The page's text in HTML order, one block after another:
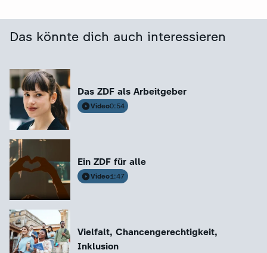
LinkedIn:
Gökays Weg zum Data
Scientist
Das könnte dich auch interessieren
Das ZDF als Arbeitgeber
Video0:54
Ein ZDF für alle
Video1:47
Vielfalt, Chancengerechtigkeit,
Inklusion